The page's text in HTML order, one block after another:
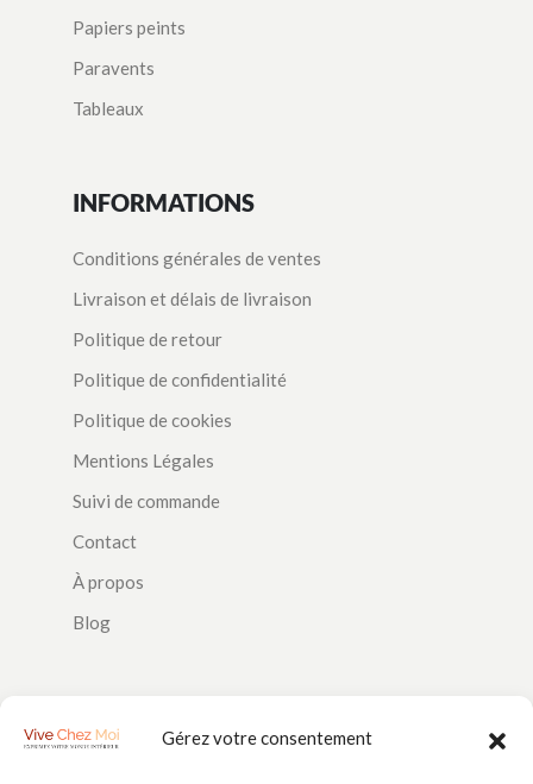
Gérez votre consentement
Papiers peints
Paravents
Tableaux
INFORMATIONS
Conditions générales de ventes
Livraison et délais de livraison
Politique de retour
Politique de confidentialité
Politique de cookies
Mentions Légales
Suivi de commande
Contact
À propos
Blog